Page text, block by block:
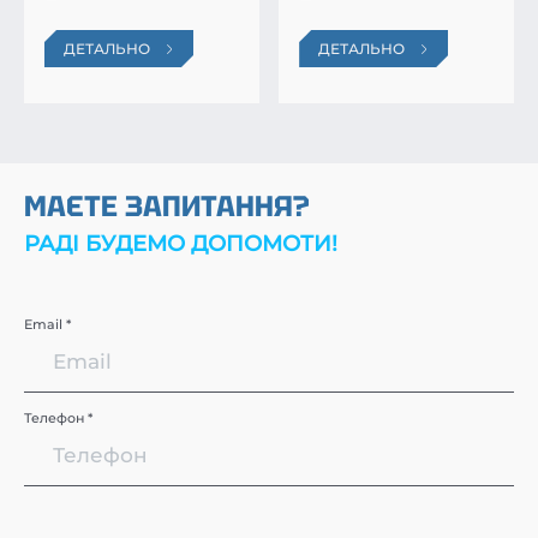
ДЕТАЛЬНО ДЕТАЛЬНО
МАЄТЕ ЗАПИТАННЯ?
РАДІ БУДЕМО ДОПОМОТИ!
Email *
Телефон *